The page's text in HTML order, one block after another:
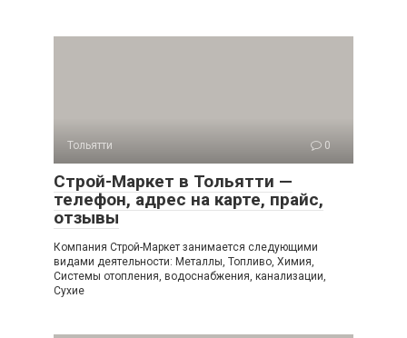
Тольятти 0
Строй-Маркет в Тольятти —
телефон, адрес на карте, прайс,
отзывы
Компания Строй-Маркет занимается следующими
видами деятельности: Металлы, Топливо, Химия,
Системы отопления, водоснабжения, канализации,
Сухие